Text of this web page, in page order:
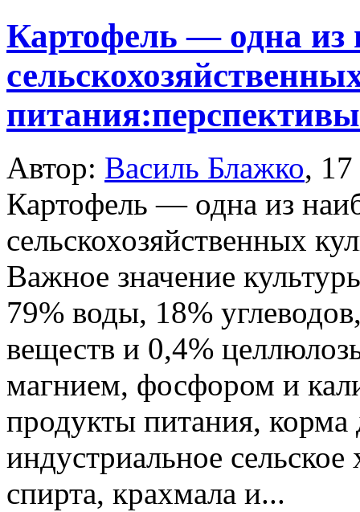
Картофель — одна из
Автор: Василь Блажко,
Картофель — одна из
сельскохозяйственных
Важное значение
79% воды, 18%
веществ и 0,4%
магнием, фосфором и
продукты питания,
индустриальное сельское
спирта, крахмала и...